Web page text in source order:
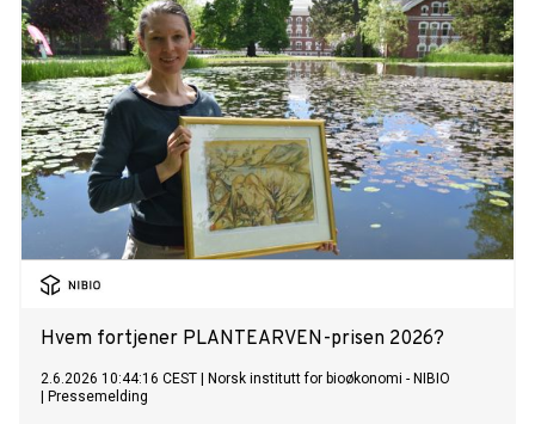
Hvem fortjener PLANTEARVEN-prisen 2026?
2.6.2026 10:44:16 CEST
Norsk institutt for bioøkonomi - NIBIO
Pressemelding